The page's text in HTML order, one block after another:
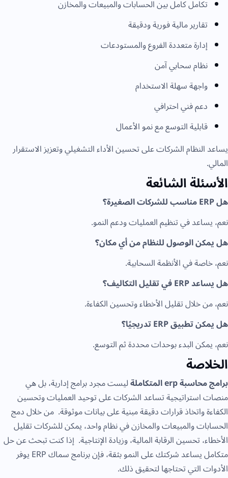
تكامل كامل بين الحسابات والمبيعات والمخازن
تقارير مالية فورية ودقيقة
إدارة متعددة الفروع والمستودعات
نظام سحابي آمن
واجهة سهلة الاستخدام
دعم فني احترافي
قابلية التوسع مع نمو الأعمال
يساعد النظام الشركات على تحسين الأداء التشغيلي وتعزيز الاستقرار
المالي.
الأسئلة الشائعة
هل ERP مناسب للشركات الصغيرة؟
نعم، يساعد في تنظيم العمليات ودعم النمو.
هل يمكن الوصول للنظام من أي مكان؟
نعم، خاصة في الأنظمة السحابية.
هل يساعد ERP في تقليل التكاليف؟
نعم، من خلال تقليل الأخطاء وتحسين الكفاءة.
هل يمكن تطبيق ERP تدريجيًا؟
نعم، يمكن البدء بوحدات محددة ثم التوسع.
الخلاصة
برامج محاسبة erp المتكاملة
ليست مجرد برامج إدارية، بل هي
منصات استراتيجية تساعد الشركات على توحيد العمليات وتحسين
الكفاءة واتخاذ قرارات دقيقة مبنية على بيانات موثوقة. من خلال دمج
الحسابات والمبيعات والمخازن في نظام واحد، يمكن للشركات تقليل
الأخطاء، تحسين الرقابة المالية، وزيادة الإنتاجية. إذا كنت تبحث عن حل
متكامل يساعد شركتك على النمو بثقة، فإن برنامج سماك ERP يوفر
الأدوات التي تحتاجها لتحقيق ذلك.